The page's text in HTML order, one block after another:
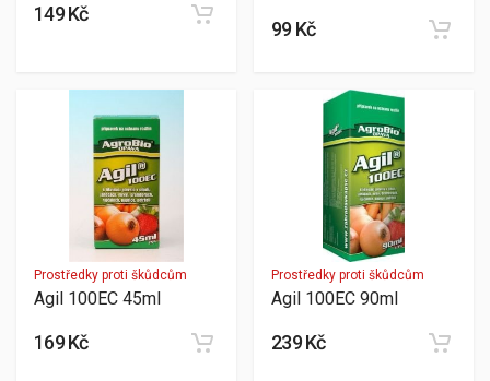
149 Kč
99 Kč
Prostředky proti škůdcům
Agil 100EC 45ml
169 Kč
Prostředky proti škůdcům
Agil 100EC 90ml
239 Kč